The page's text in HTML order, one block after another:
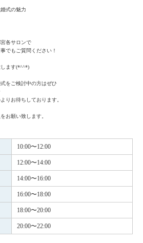
式の魅力
各サロンで
でもご質問ください！
します(*^^*)
をご検討中の方はぜひ
りお待ちしております。
お願い致します。
10:00〜12:00
12:00〜14:00
14:00〜16:00
16:00〜18:00
18:00〜20:00
20:00〜22:00